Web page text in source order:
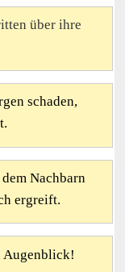
über ihre
schaden,
Nachbarn
ergreift.
Augenblick!